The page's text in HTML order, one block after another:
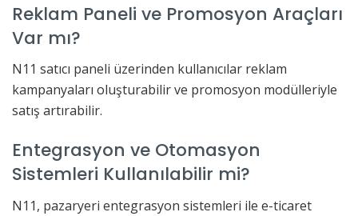
Reklam Paneli ve Promosyon Araçları
Var mı?
N11 satıcı paneli üzerinden kullanıcılar reklam
kampanyaları oluşturabilir ve promosyon modülleriyle
satış artırabilir.
Entegrasyon ve Otomasyon
Sistemleri Kullanılabilir mi?
N11, pazaryeri entegrasyon sistemleri ile e-ticaret